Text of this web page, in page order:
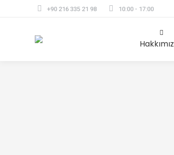
+90 216 335 21 98 10:00 - 17:00